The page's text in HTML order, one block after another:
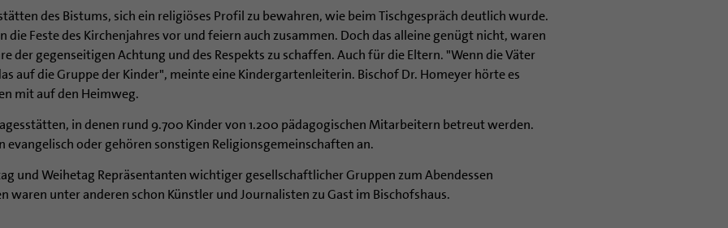
des Bistums, sich ein religiöses Profil zu bewahren, wie beim Tischgespräch deutlich wurde.
Feste des Kirchenjahres vor und feiern auch zusammen. Doch das alleine genügt nicht, waren
der gegenseitigen Achtung und des Respekts zu schaffen. Auch für die Eltern. "Wenn die Väter
auf die Gruppe der Kinder", meinte eine Kindergartenleiterin. Bischof Dr. Homeyer hörte es
mit auf den Heimweg.
in denen rund 9.700 Kinder von 1.200 pädagogischen Mitarbeitern betreut werden.
evangelisch oder gehören sonstigen Religionsgemeinschaften an.
und Weihetag Repräsentanten wichtiger gesellschaftlicher Gruppen zum Abendessen
waren unter anderen schon Künstler und Journalisten zu Gast im Bischofshaus.